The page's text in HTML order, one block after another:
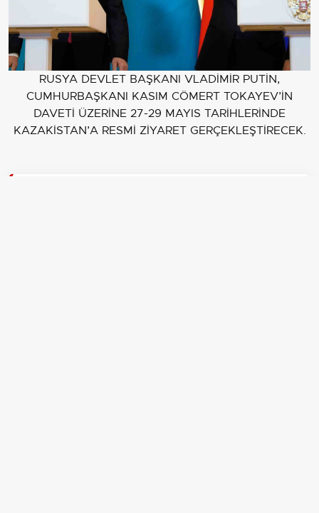
RUSYA DEVLET BAŞKANI VLADİMİR PUTİN,
CUMHURBAŞKANI KASIM CÖMERT TOKAYEV’İN
DAVETİ ÜZERİNE 27-29 MAYIS TARİHLERİNDE
KAZAKİSTAN’A RESMİ ZİYARET GERÇEKLEŞTİRECEK.